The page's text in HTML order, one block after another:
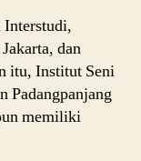
Interstudi,
dan
itu, Institut Seni
Padangpanjang
memiliki